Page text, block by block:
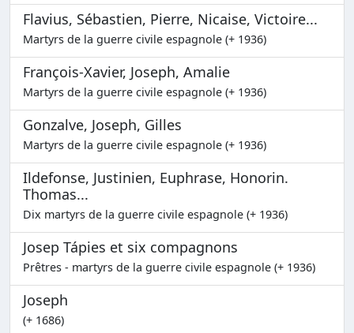
Flavius, Sébastien, Pierre, Nicaise, Victoire...
Martyrs de la guerre civile espagnole (+ 1936)
François-Xavier, Joseph, Amalie
Martyrs de la guerre civile espagnole (+ 1936)
Gonzalve, Joseph, Gilles
Martyrs de la guerre civile espagnole (+ 1936)
Ildefonse, Justinien, Euphrase, Honorin.
Thomas...
Dix martyrs de la guerre civile espagnole (+ 1936)
Josep Tápies et six compagnons
Prêtres - martyrs de la guerre civile espagnole (+ 1936)
Joseph
(+ 1686)